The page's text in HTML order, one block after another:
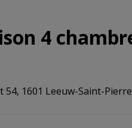
4
54, 1601 Leeuw-Saint-Pierre